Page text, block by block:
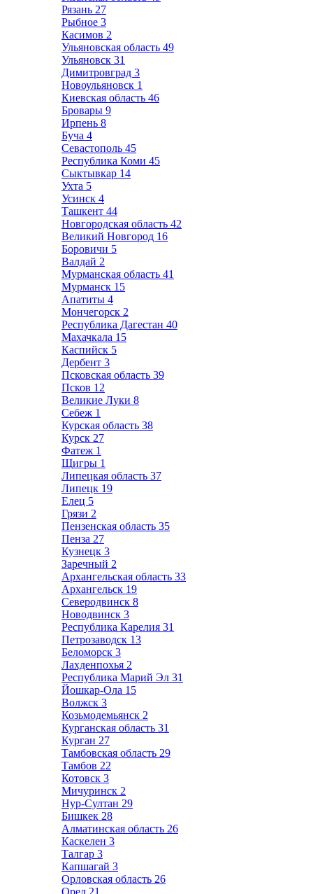
Рязань 27
Рыбное 3
Касимов 2
Ульяновская область 49
Ульяновск 31
Димитровград 3
Новоульяновск 1
Киевская область 46
Бровары 9
Ирпень 8
Буча 4
Севастополь 45
Республика Коми 45
Сыктывкар 14
Ухта 5
Усинск 4
Ташкент 44
Новгородская область 42
Великий Новгород 16
Боровичи 5
Валдай 2
Мурманская область 41
Мурманск 15
Апатиты 4
Мончегорск 2
Республика Дагестан 40
Махачкала 15
Каспийск 5
Дербент 3
Псковская область 39
Псков 12
Великие Луки 8
Себеж 1
Курская область 38
Курск 27
Фатеж 1
Щигры 1
Липецкая область 37
Липецк 19
Елец 5
Грязи 2
Пензенская область 35
Пенза 27
Кузнецк 3
Заречный 2
Архангельская область 33
Архангельск 19
Северодвинск 8
Новодвинск 3
Республика Карелия 31
Петрозаводск 13
Беломорск 3
Лахденпохья 2
Республика Марий Эл 31
Йошкар-Ола 15
Волжск 3
Козьмодемьянск 2
Курганская область 31
Курган 27
Тамбовская область 29
Тамбов 22
Котовск 3
Мичуринск 2
Нур-Султан 29
Бишкек 28
Алматинская область 26
Каскелен 3
Талгар 3
Капшагай 3
Орловская область 26
Орел 21